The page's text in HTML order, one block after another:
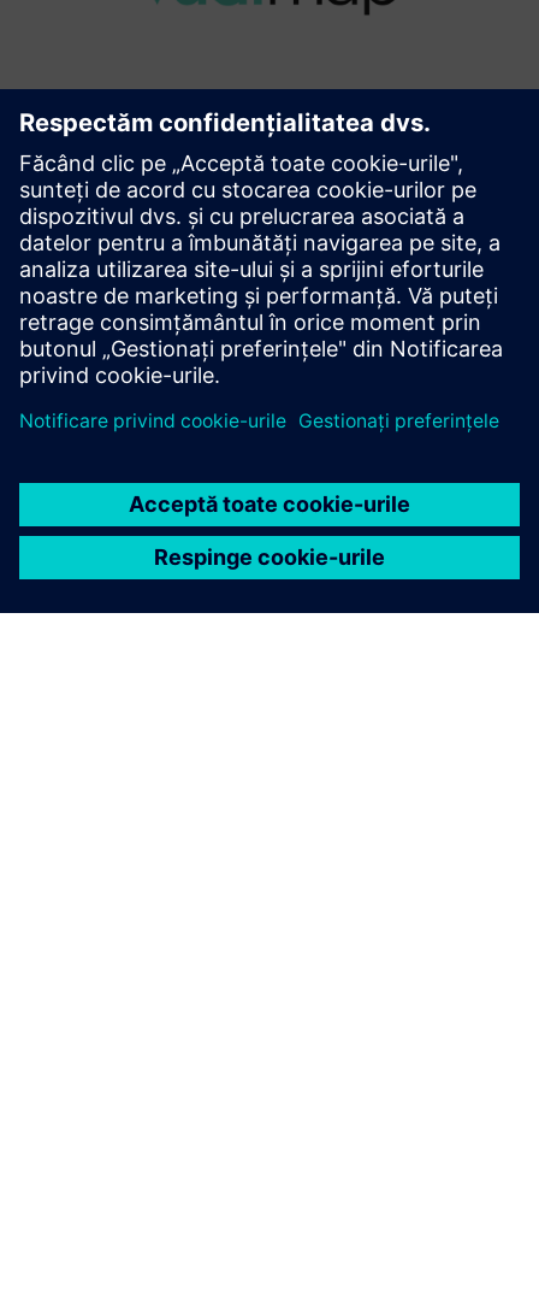
vadiMAP
Pentru proprietarii și operatorii clădirilor, VadiMap
simplifică substanțial tranziția energetică. Acesta permite
proprietarilor de clădiri să economisească costurile cu
energia (până la 30%), să obțină autonomie (până la 24/7)
și...
Aflați mai multe